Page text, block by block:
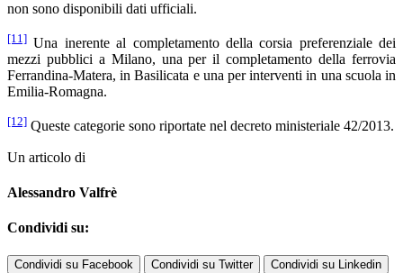
non sono disponibili dati ufficiali.
[11] Una inerente al completamento della corsia preferenziale dei
mezzi pubblici a Milano, una per il completamento della ferrovia
Ferrandina-Matera, in Basilicata e una per interventi in una scuola in
Emilia-Romagna.
[12] Queste categorie sono riportate nel decreto ministeriale 42/2013.
Un articolo di
Alessandro Valfrè
Condividi su:
Condividi su Facebook Condividi su Twitter Condividi su Linkedin